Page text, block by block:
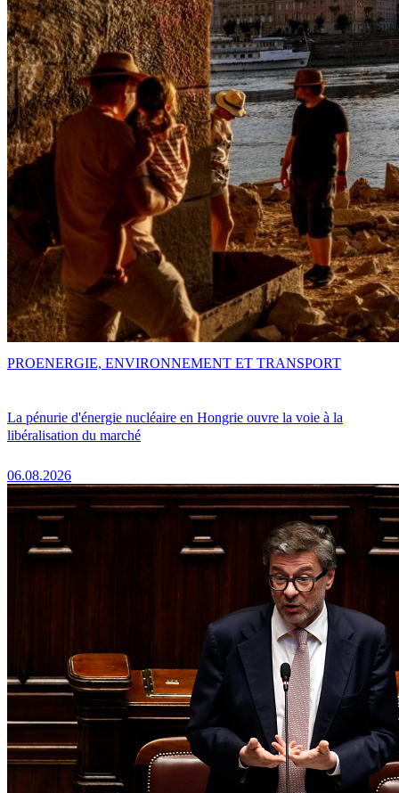
La pénurie d'énergie nucléaire en Hongrie ouvre la voie à la
libéralisation du marché
06.08.2026
PROENERGIE, ENVIRONNEMENT ET TRANSPORT